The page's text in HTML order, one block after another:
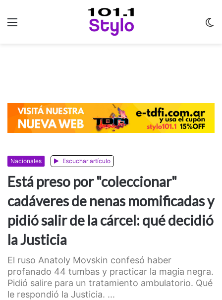
Nacionales Escuchar artículo
Está preso por "coleccionar"
cadáveres de nenas momificadas y
pidió salir de la cárcel: qué decidió
la Justicia
El ruso Anatoly Movskin confesó haber
profanado 44 tumbas y practicar la magia negra.
Pidió salire para un tratamiento ambulatorio. Qué
le respondió la Justicia. ...